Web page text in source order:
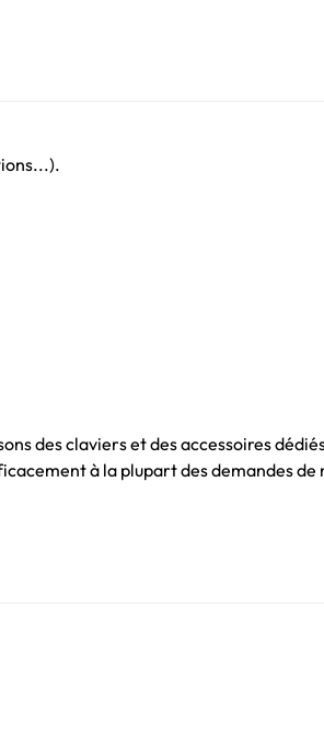
des claviers et des accessoires
à la plupart des demandes de